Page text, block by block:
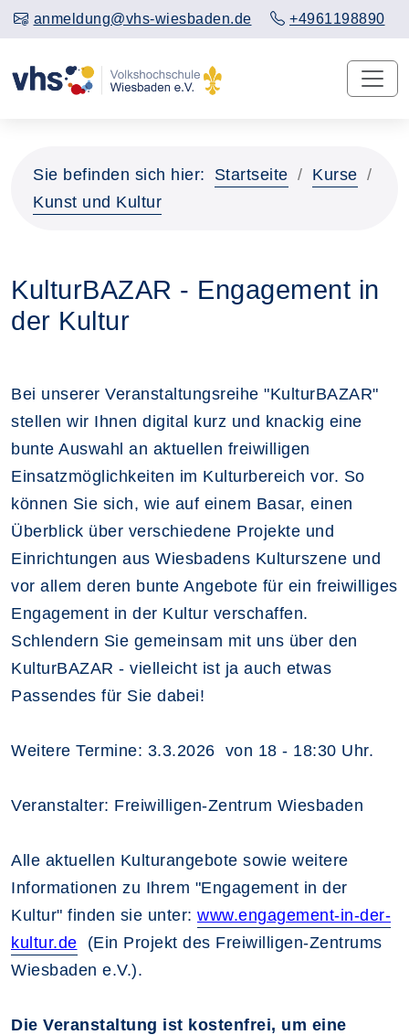
anmeldung@vhs-wiesbaden.de +4961198890
Sie befinden sich hier: Startseite
Kurse
Kunst und Kultur
KulturBAZAR - Engagement in
der Kultur
Bei unserer Veranstaltungsreihe "KulturBAZAR"
stellen wir Ihnen digital kurz und knackig eine
bunte Auswahl an aktuellen freiwilligen
Einsatzmöglichkeiten im Kulturbereich vor. So
können Sie sich, wie auf einem Basar, einen
Überblick über verschiedene Projekte und
Einrichtungen aus Wiesbadens Kulturszene und
vor allem deren bunte Angebote für ein freiwilliges
Engagement in der Kultur verschaffen.
Schlendern Sie gemeinsam mit uns über den
KulturBAZAR - vielleicht ist ja auch etwas
Passendes für Sie dabei!
Weitere Termine: 3.3.2026 von 18 - 18:30 Uhr.
Veranstalter: Freiwilligen-Zentrum Wiesbaden
Alle aktuellen Kulturangebote sowie weitere
Informationen zu Ihrem "Engagement in der
Kultur" finden sie unter: www.engagement-in-der-
kultur.de (Ein Projekt des Freiwilligen-Zentrums
Wiesbaden e.V.).
Die Veranstaltung ist kostenfrei, um eine